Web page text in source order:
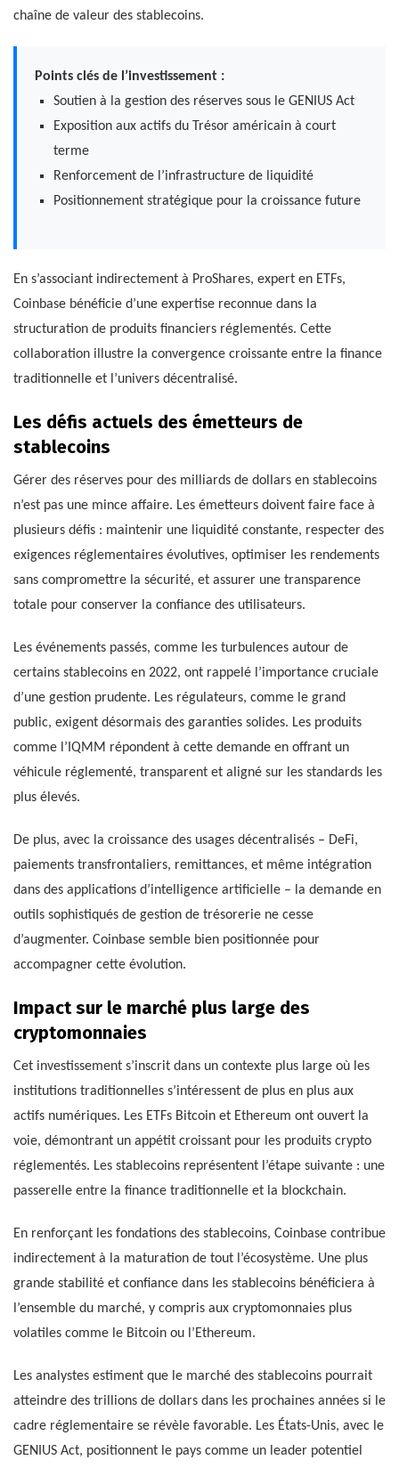
chaîne de valeur des stablecoins.
Points clés de l’investissement :
Soutien à la gestion des réserves sous le GENIUS Act
Exposition aux actifs du Trésor américain à court
terme
Renforcement de l’infrastructure de liquidité
Positionnement stratégique pour la croissance future
En s’associant indirectement à ProShares, expert en ETFs,
Coinbase bénéficie d’une expertise reconnue dans la
structuration de produits financiers réglementés. Cette
collaboration illustre la convergence croissante entre la finance
traditionnelle et l’univers décentralisé.
Les défis actuels des émetteurs de
stablecoins
Gérer des réserves pour des milliards de dollars en stablecoins
n’est pas une mince affaire. Les émetteurs doivent faire face à
plusieurs défis : maintenir une liquidité constante, respecter des
exigences réglementaires évolutives, optimiser les rendements
sans compromettre la sécurité, et assurer une transparence
totale pour conserver la confiance des utilisateurs.
Les événements passés, comme les turbulences autour de
certains stablecoins en 2022, ont rappelé l’importance cruciale
d’une gestion prudente. Les régulateurs, comme le grand
public, exigent désormais des garanties solides. Les produits
comme l’IQMM répondent à cette demande en offrant un
véhicule réglementé, transparent et aligné sur les standards les
plus élevés.
De plus, avec la croissance des usages décentralisés – DeFi,
paiements transfrontaliers, remittances, et même intégration
dans des applications d’intelligence artificielle – la demande en
outils sophistiqués de gestion de trésorerie ne cesse
d’augmenter. Coinbase semble bien positionnée pour
accompagner cette évolution.
Impact sur le marché plus large des
cryptomonnaies
Cet investissement s’inscrit dans un contexte plus large où les
institutions traditionnelles s’intéressent de plus en plus aux
actifs numériques. Les ETFs Bitcoin et Ethereum ont ouvert la
voie, démontrant un appétit croissant pour les produits crypto
réglementés. Les stablecoins représentent l’étape suivante : une
passerelle entre la finance traditionnelle et la blockchain.
En renforçant les fondations des stablecoins, Coinbase contribue
indirectement à la maturation de tout l’écosystème. Une plus
grande stabilité et confiance dans les stablecoins bénéficiera à
l’ensemble du marché, y compris aux cryptomonnaies plus
volatiles comme le Bitcoin ou l’Ethereum.
Les analystes estiment que le marché des stablecoins pourrait
atteindre des trillions de dollars dans les prochaines années si le
cadre réglementaire se révèle favorable. Les États-Unis, avec le
GENIUS Act, positionnent le pays comme un leader potentiel